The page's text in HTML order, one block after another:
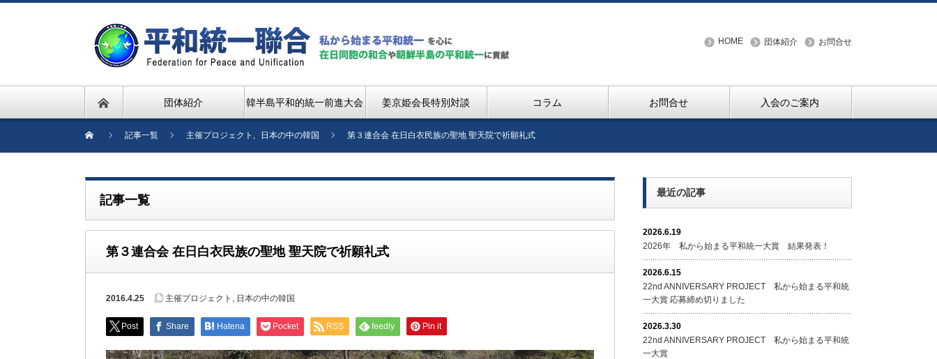
HOME 団体紹介 お問合せ
団体紹介 韓半島平和的統一前進大会 姜京姫会長特別対談 コラム お問合せ 入会のご案内
記事一覧 主催プロジェクト , 日本の中の韓国 第３連合会 在日白衣民族の聖地 聖天院で祈願礼式
記事一覧
第３連合会 在日白衣民族の聖地 聖天院で祈願礼式
2016.4.25 主催プロジェクト , 日本の中の韓国
Post Share Hatena Pocket RSS feedly Pin it
最近の記事
2026.6.19
2026年 私から始まる平和統一大賞 結果発表！
2026.6.15
22nd ANNIVERSARY PROJECT 私から始まる平和統
一大賞 応募締め切りました
2026.3.30
22nd ANNIVERSARY PROJECT 私から始まる平和統
一大賞